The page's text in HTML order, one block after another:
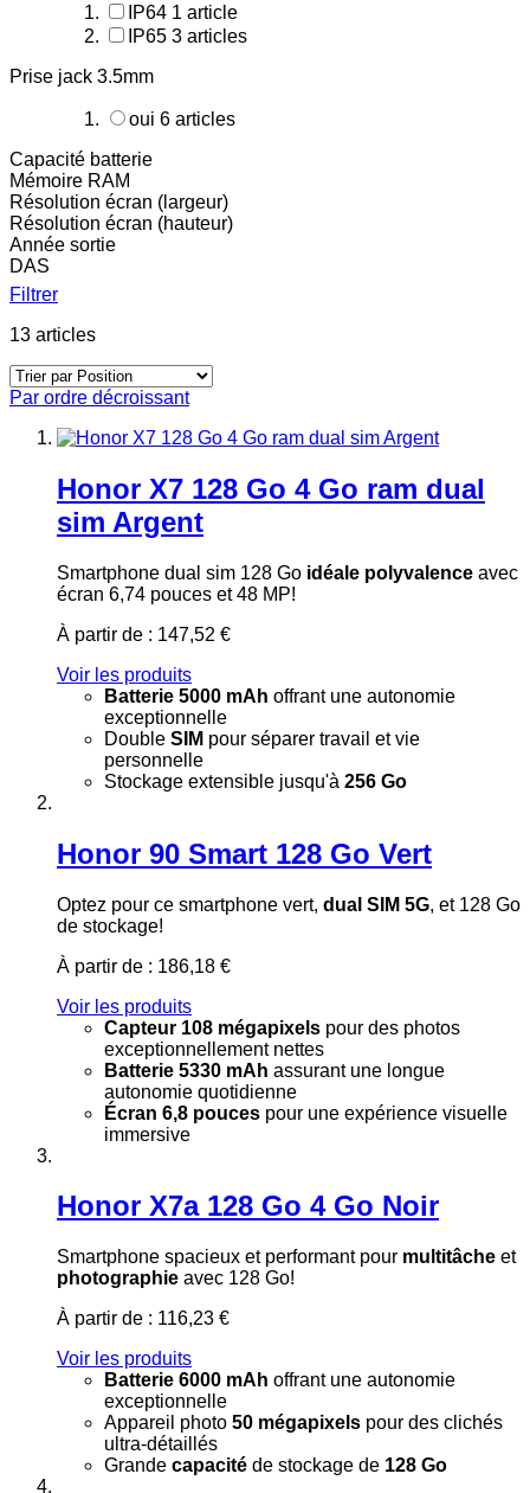
IP64 1 article
IP65 3 articles
Prise jack 3.5mm
oui 6 articles
Capacité batterie
Mémoire RAM
Résolution écran (largeur)
Résolution écran (hauteur)
Année sortie
DAS
Filtrer
13 articles
Par ordre décroissant
Honor X7 128 Go 4 Go ram dual
sim Argent
Smartphone dual sim 128 Go idéale polyvalence avec
écran 6,74 pouces et 48 MP!
À partir de : 147,52 €
Voir les produits
Batterie 5000 mAh offrant une autonomie
exceptionnelle
Double SIM pour séparer travail et vie
personnelle
Stockage extensible jusqu'à 256 Go
Honor 90 Smart 128 Go Vert
Optez pour ce smartphone vert, dual SIM 5G, et 128 Go
de stockage!
À partir de : 186,18 €
Voir les produits
Capteur 108 mégapixels pour des photos
exceptionnellement nettes
Batterie 5330 mAh assurant une longue
autonomie quotidienne
Écran 6,8 pouces pour une expérience visuelle
immersive
Honor X7a 128 Go 4 Go Noir
Smartphone spacieux et performant pour multitâche et
photographie avec 128 Go!
À partir de : 116,23 €
Voir les produits
Batterie 6000 mAh offrant une autonomie
exceptionnelle
Appareil photo 50 mégapixels pour des clichés
ultra-détaillés
Grande capacité de stockage de 128 Go